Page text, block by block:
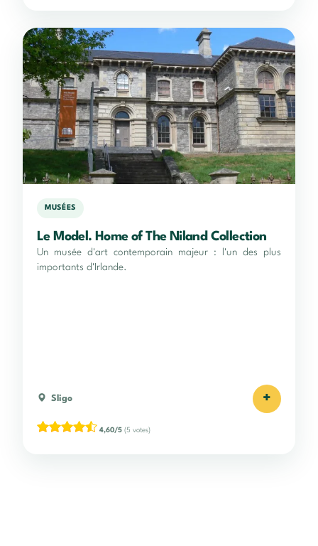
MUSÉES
Le Model. Home of The Niland Collection
Un musée d'art contemporain majeur : l'un des plus
importants d'Irlande.
Sligo +
4,60/5 (5 votes)